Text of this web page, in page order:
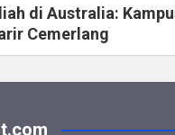
di Australia:
Cemerlang